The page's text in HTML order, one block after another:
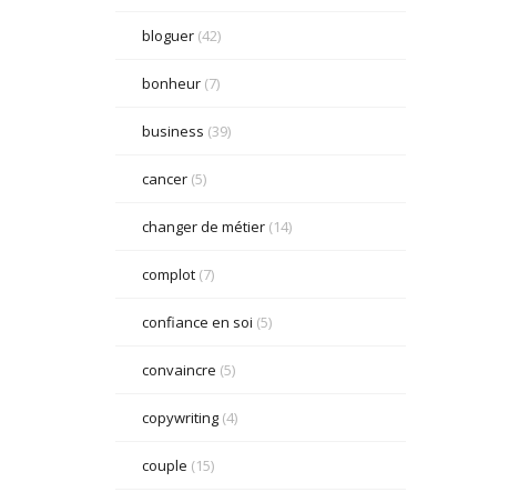
bloguer(42)
bonheur(7)
business (39)
cancer(5)
changer de métier(14)
complot(7)
confiance en soi (5)
convaincre (5)
copywriting(4)
couple (15)